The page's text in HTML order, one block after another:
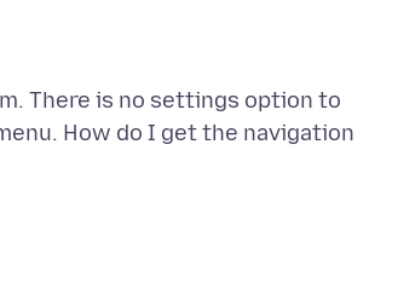
There is no settings option to
How do I get the navigation